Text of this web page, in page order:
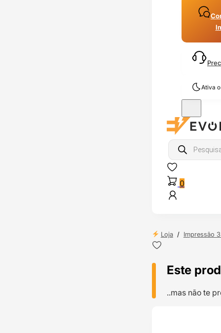
Ativa
Products
search
0
Loja / Impressão
Este
..mas não te